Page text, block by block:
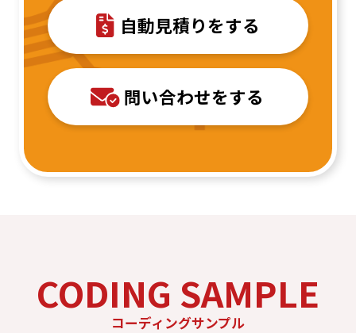
自動見積りをする
問い合わせをする
CODING SAMPLE
コーディングサンプル